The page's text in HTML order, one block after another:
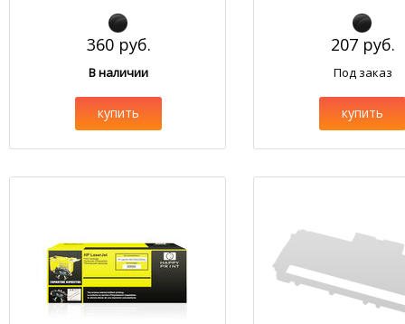
360 руб.
В наличии
купить
207 руб.
Под заказ
купить